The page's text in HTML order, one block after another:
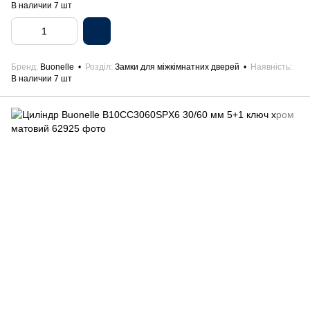
В наличии 7 шт
Бренд Buonelle Розділ Замки для міжкімнатних дверей
Наявність
В наличии 7 шт